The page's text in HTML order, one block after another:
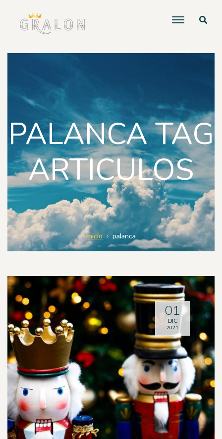
PALANCA TAG
ARTICULOS
Inicio palanca
01
DIC
2021